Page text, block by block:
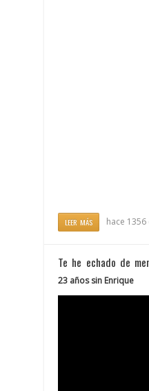
LEER MÁS hace
Te he echado de
23 años sin Enrique